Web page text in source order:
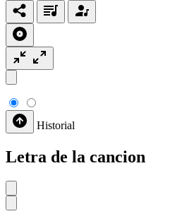
Historial
Letra de la cancion